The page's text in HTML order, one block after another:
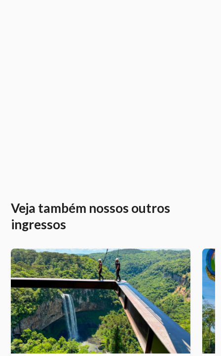
Veja também nossos outros
ingressos